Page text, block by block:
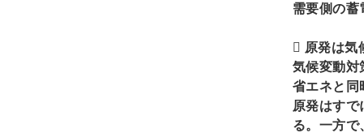
需要側の蓄
 原発は気
気候変動対
省エネと同
原発はす
る。一方で